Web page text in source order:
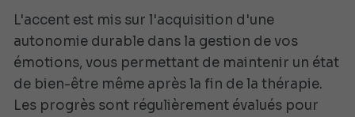
L'accent est mis sur l'acquisition d'une
autonomie durable dans la gestion de vos
émotions, vous permettant de maintenir un état
de bien-être même après la fin de la thérapie.
Les progrès sont régulièrement évalués pour